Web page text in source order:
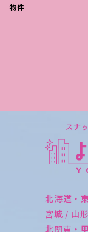
物件
北海道・
宮城 / 山
北関東・